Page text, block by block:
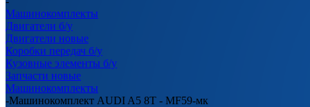
Машинокомплекты
Двигатели б/у
Двигатели новые
Коробки передач б/у
Кузовные элементы б/у
Запчасти новые
Машинокомплекты
-Машинокомплект AUDI A5 8T - MF59-мк